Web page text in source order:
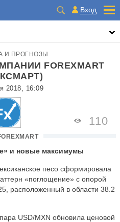
Вход
И ПРОГНОЗЫ
FOREXMART
2018, 16:09
110
и новые максимумы
песо сформировала
«поглощение» с опорой
расположенный в области 38.2
USD/MXN обновила ценовой